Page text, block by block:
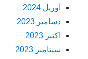
آوریل 2024
دسامبر 2023
اکتبر 2023
سپتامبر 2023